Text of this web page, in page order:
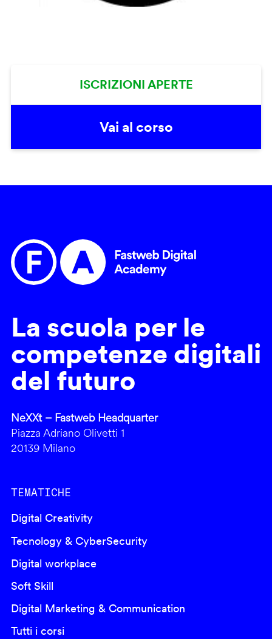
ISCRIZIONI APERTE
Vai al corso
La scuola per le
competenze digitali
del futuro
NeXXt – Fastweb Headquarter
Piazza Adriano Olivetti 1
20139 Milano
TEMATICHE
Digital Creativity
Tecnology & CyberSecurity
Digital workplace
Soft Skill
Digital Marketing & Communication
Tutti i corsi